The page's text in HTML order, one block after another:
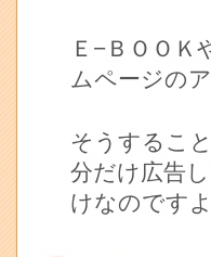
Ｅ−ＢＯＯ
ムページの
そうするこ
分だけ広告
けなのですよ